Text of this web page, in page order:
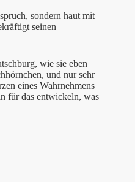
sondern haut mit
seinen
wie sie eben
und nur sehr
eines Wahrnehmens
für das entwickeln, was